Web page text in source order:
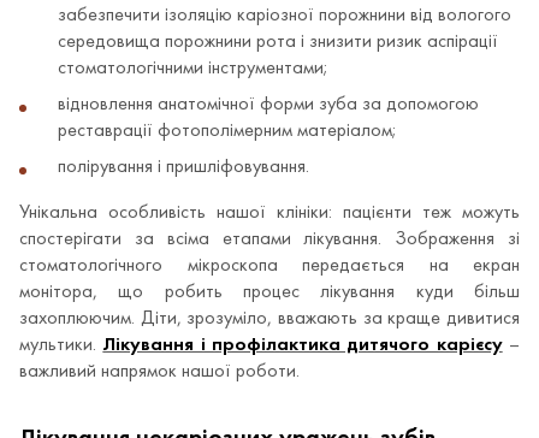
забезпечити ізоляцію каріозної порожнини від вологого
середовища порожнини рота і знизити ризик аспірації
стоматологічними інструментами;
відновлення анатомічної форми зуба за допомогою
реставрації фотополімерним матеріалом;
полірування і пришліфовування.
Унікальна особливість нашої клініки: пацієнти теж можуть
спостерігати за всіма етапами лікування. Зображення зі
стоматологічного мікроскопа передається на екран
монітора, що робить процес лікування куди більш
захоплюючим. Діти, зрозуміло, вважають за краще дивитися
мультики. Лікування і профілактика дитячого карієсу–
важливий напрямок нашої роботи.